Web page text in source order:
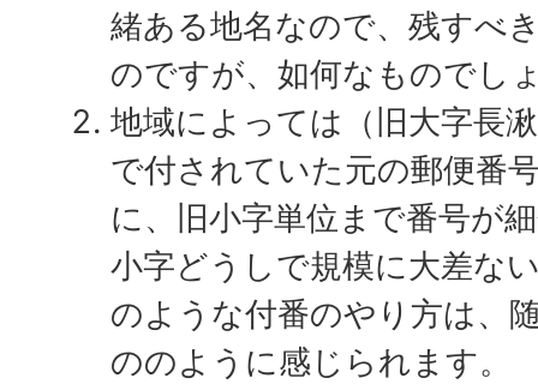
緒ある地名なので、残すべ
のですが、如何なものでし
地域によっては（旧大字長
で付されていた元の郵便番
に、旧小字単位まで番号が
小字どうしで規模に大差な
のような付番のやり方は、
ののように感じられます。